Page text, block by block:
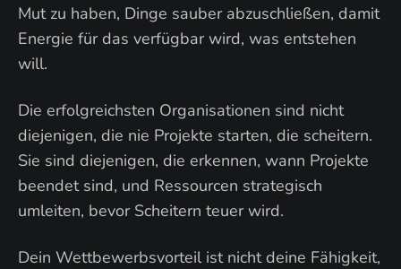
Mut zu haben, Dinge sauber abzuschließen, damit
Energie für das verfügbar wird, was entstehen
will.
Die erfolgreichsten Organisationen sind nicht
diejenigen, die nie Projekte starten, die scheitern.
Sie sind diejenigen, die erkennen, wann Projekte
beendet sind, und Ressourcen strategisch
umleiten, bevor Scheitern teuer wird.
Dein Wettbewerbsvorteil ist nicht deine Fähigkeit,